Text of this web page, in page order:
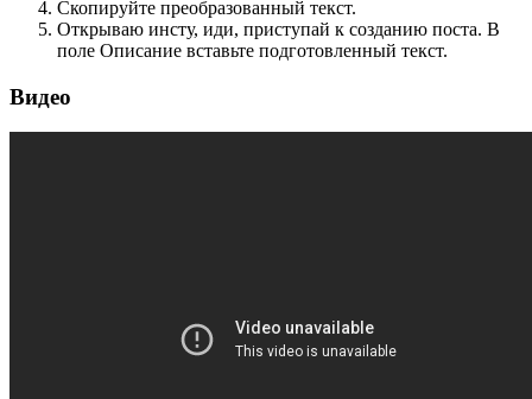
Скопируйте преобразованный текст.
Открываю инсту, иди, приступай к созданию поста. В
поле Описание вставьте подготовленный текст.
Видео